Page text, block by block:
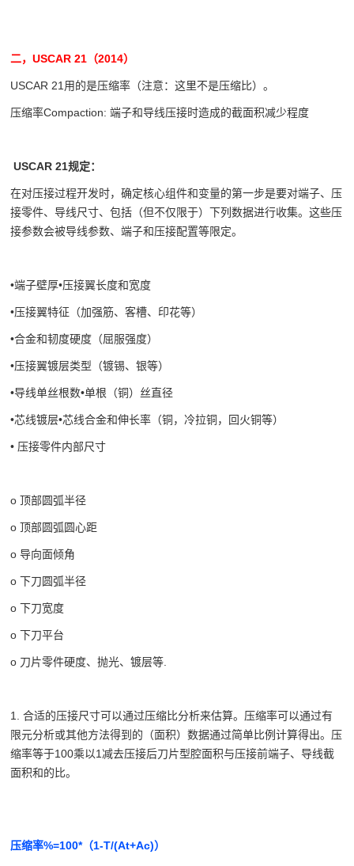
二，USCAR 21（2014）
USCAR 21用的是压缩率（注意：这里不是压缩比）。
压缩率Compaction: 端子和导线压接时造成的截面积减少程度
USCAR 21规定：
在对压接过程开发时，确定核心组件和变量的第一步是要对端子、压
接零件、导线尺寸、包括（但不仅限于）下列数据进行收集。这些压
接参数会被导线参数、端子和压接配置等限定。
•端子壁厚•压接翼长度和宽度
•压接翼特征（加强筋、客槽、印花等）
•合金和韧度硬度（屈服强度）
•压接翼镀层类型（镀锡、银等）
•导线单丝根数•单根（铜）丝直径
•芯线镀层•芯线合金和伸长率（铜，冷拉铜，回火铜等）
• 压接零件内部尺寸
o 顶部圆弧半径
o 顶部圆弧圆心距
o 导向面倾角
o 下刀圆弧半径
o 下刀宽度
o 下刀平台
o 刀片零件硬度、抛光、镀层等.
1. 合适的压接尺寸可以通过压缩比分析来估算。压缩率可以通过有
限元分析或其他方法得到的（面积）数据通过简单比例计算得出。压
缩率等于100乘以1减去压接后刀片型腔面积与压接前端子、导线截
面积和的比。
压缩率%=100*（1-T/(At+Ac)）